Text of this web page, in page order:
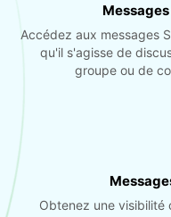
Accédez aux messages
qu'il s'agisse de
groupe ou de
Obtenez une visibilité